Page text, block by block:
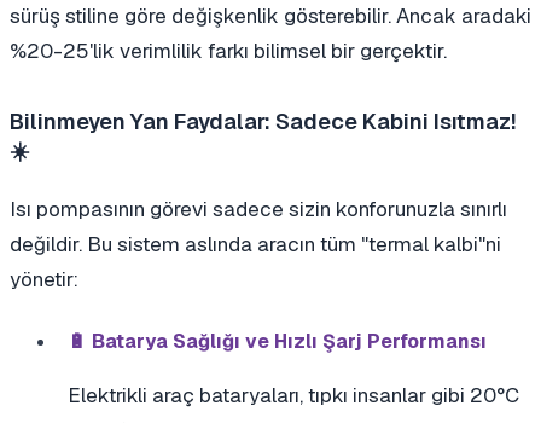
sürüş stiline göre değişkenlik gösterebilir. Ancak aradaki
%20-25'lik verimlilik farkı bilimsel bir gerçektir.
Bilinmeyen Yan Faydalar: Sadece Kabini Isıtmaz!
☀️
Isı pompasının görevi sadece sizin konforunuzla sınırlı
değildir. Bu sistem aslında aracın tüm "termal kalbi"ni
yönetir:
🔋 Batarya Sağlığı ve Hızlı Şarj Performansı
Elektrikli araç bataryaları, tıpkı insanlar gibi 20°C